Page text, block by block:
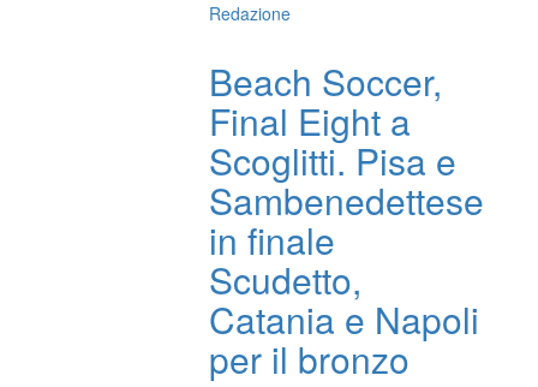
Redazione
Beach Soccer,
Final Eight a
Scoglitti. Pisa e
Sambenedettese
in finale
Scudetto,
Catania e Napoli
per il bronzo